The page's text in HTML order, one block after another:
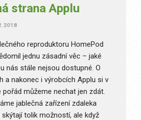
strana Applu
reproduktoru HomePod
jednu zásadní věc – jaké
nás stále nejsou dostupné. O
a nakonec i výrobcích Applu si v
pořád můžeme nechat jen zdát.
jablečná zařízení zdaleka
tolik možností, ale když